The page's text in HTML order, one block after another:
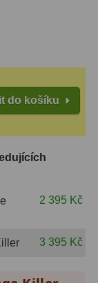
do košíku
2 395 Kč
3 395 Kč